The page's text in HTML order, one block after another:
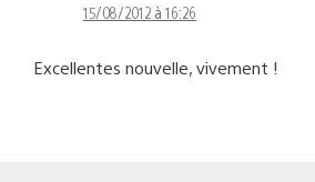
15/08/2012 à 16:26
Excellentes nouvelle, vivement !